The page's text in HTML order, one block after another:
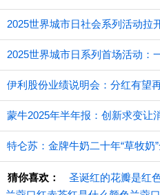
2025世界城市日系列首场活动：
伊利股份业绩说明会：分红有望
蒙牛2025年半年报：创新求变让
特仑苏：金牌牛奶二十年“草牧奶
猜你喜欢：
圣诞红的花瓣是红